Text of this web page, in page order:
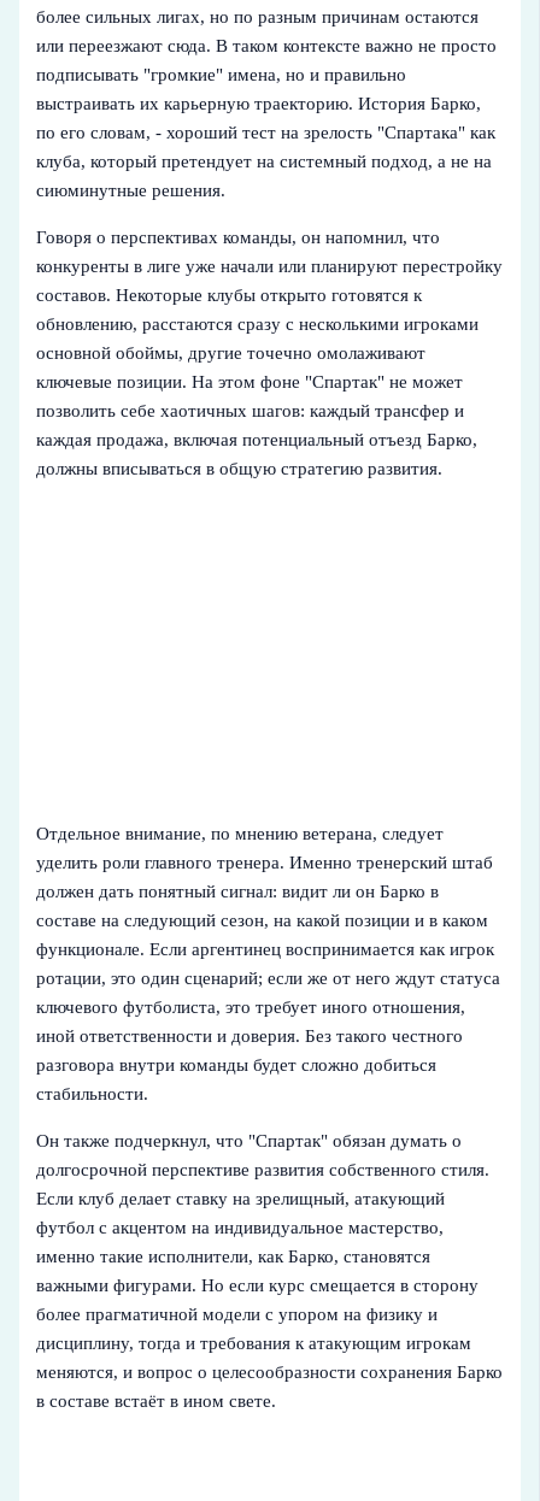
более сильных лигах, но по разным причинам остаются
или переезжают сюда. В таком контексте важно не просто
подписывать "громкие" имена, но и правильно
выстраивать их карьерную траекторию. История Барко,
по его словам, - хороший тест на зрелость "Спартака" как
клуба, который претендует на системный подход, а не на
сиюминутные решения.
Говоря о перспективах команды, он напомнил, что
конкуренты в лиге уже начали или планируют перестройку
составов. Некоторые клубы открыто готовятся к
обновлению, расстаются сразу с несколькими игроками
основной обоймы, другие точечно омолаживают
ключевые позиции. На этом фоне "Спартак" не может
позволить себе хаотичных шагов: каждый трансфер и
каждая продажа, включая потенциальный отъезд Барко,
должны вписываться в общую стратегию развития.
Отдельное внимание, по мнению ветерана, следует
уделить роли главного тренера. Именно тренерский штаб
должен дать понятный сигнал: видит ли он Барко в
составе на следующий сезон, на какой позиции и в каком
функционале. Если аргентинец воспринимается как игрок
ротации, это один сценарий; если же от него ждут статуса
ключевого футболиста, это требует иного отношения,
иной ответственности и доверия. Без такого честного
разговора внутри команды будет сложно добиться
стабильности.
Он также подчеркнул, что "Спартак" обязан думать о
долгосрочной перспективе развития собственного стиля.
Если клуб делает ставку на зрелищный, атакующий
футбол с акцентом на индивидуальное мастерство,
именно такие исполнители, как Барко, становятся
важными фигурами. Но если курс смещается в сторону
более прагматичной модели с упором на физику и
дисциплину, тогда и требования к атакующим игрокам
меняются, и вопрос о целесообразности сохранения Барко
в составе встаёт в ином свете.